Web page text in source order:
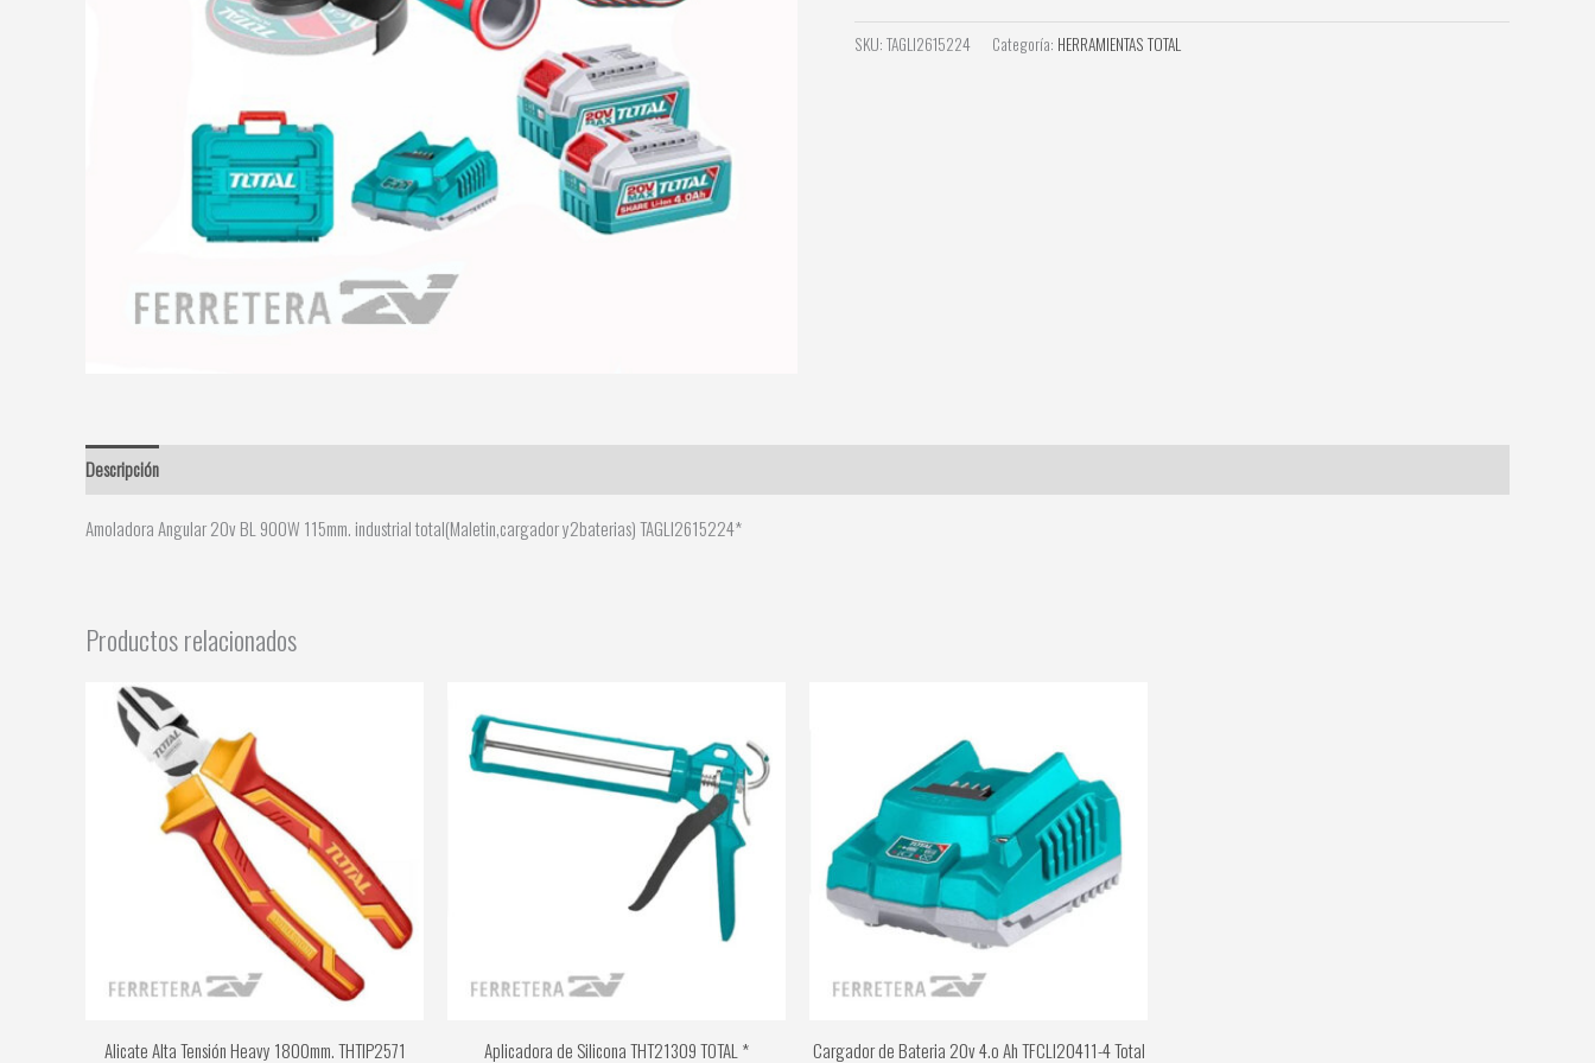
SKU: TAGLI2615224 Categoría: HERRAMIENTAS TOTAL
Descripción
Amoladora Angular 20v BL 900W 115mm. industrial total(Maletin,cargador y2baterias) TAGLI2615224*
Productos relacionados
Alicate Alta Tensión Heavy 1800mm. THTIP2571 Aplicadora de Silicona THT21309 TOTAL * Cargador de Bateria 20v 4.o Ah TFCLI20411-4 Total